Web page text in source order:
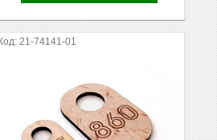
21-74141-01